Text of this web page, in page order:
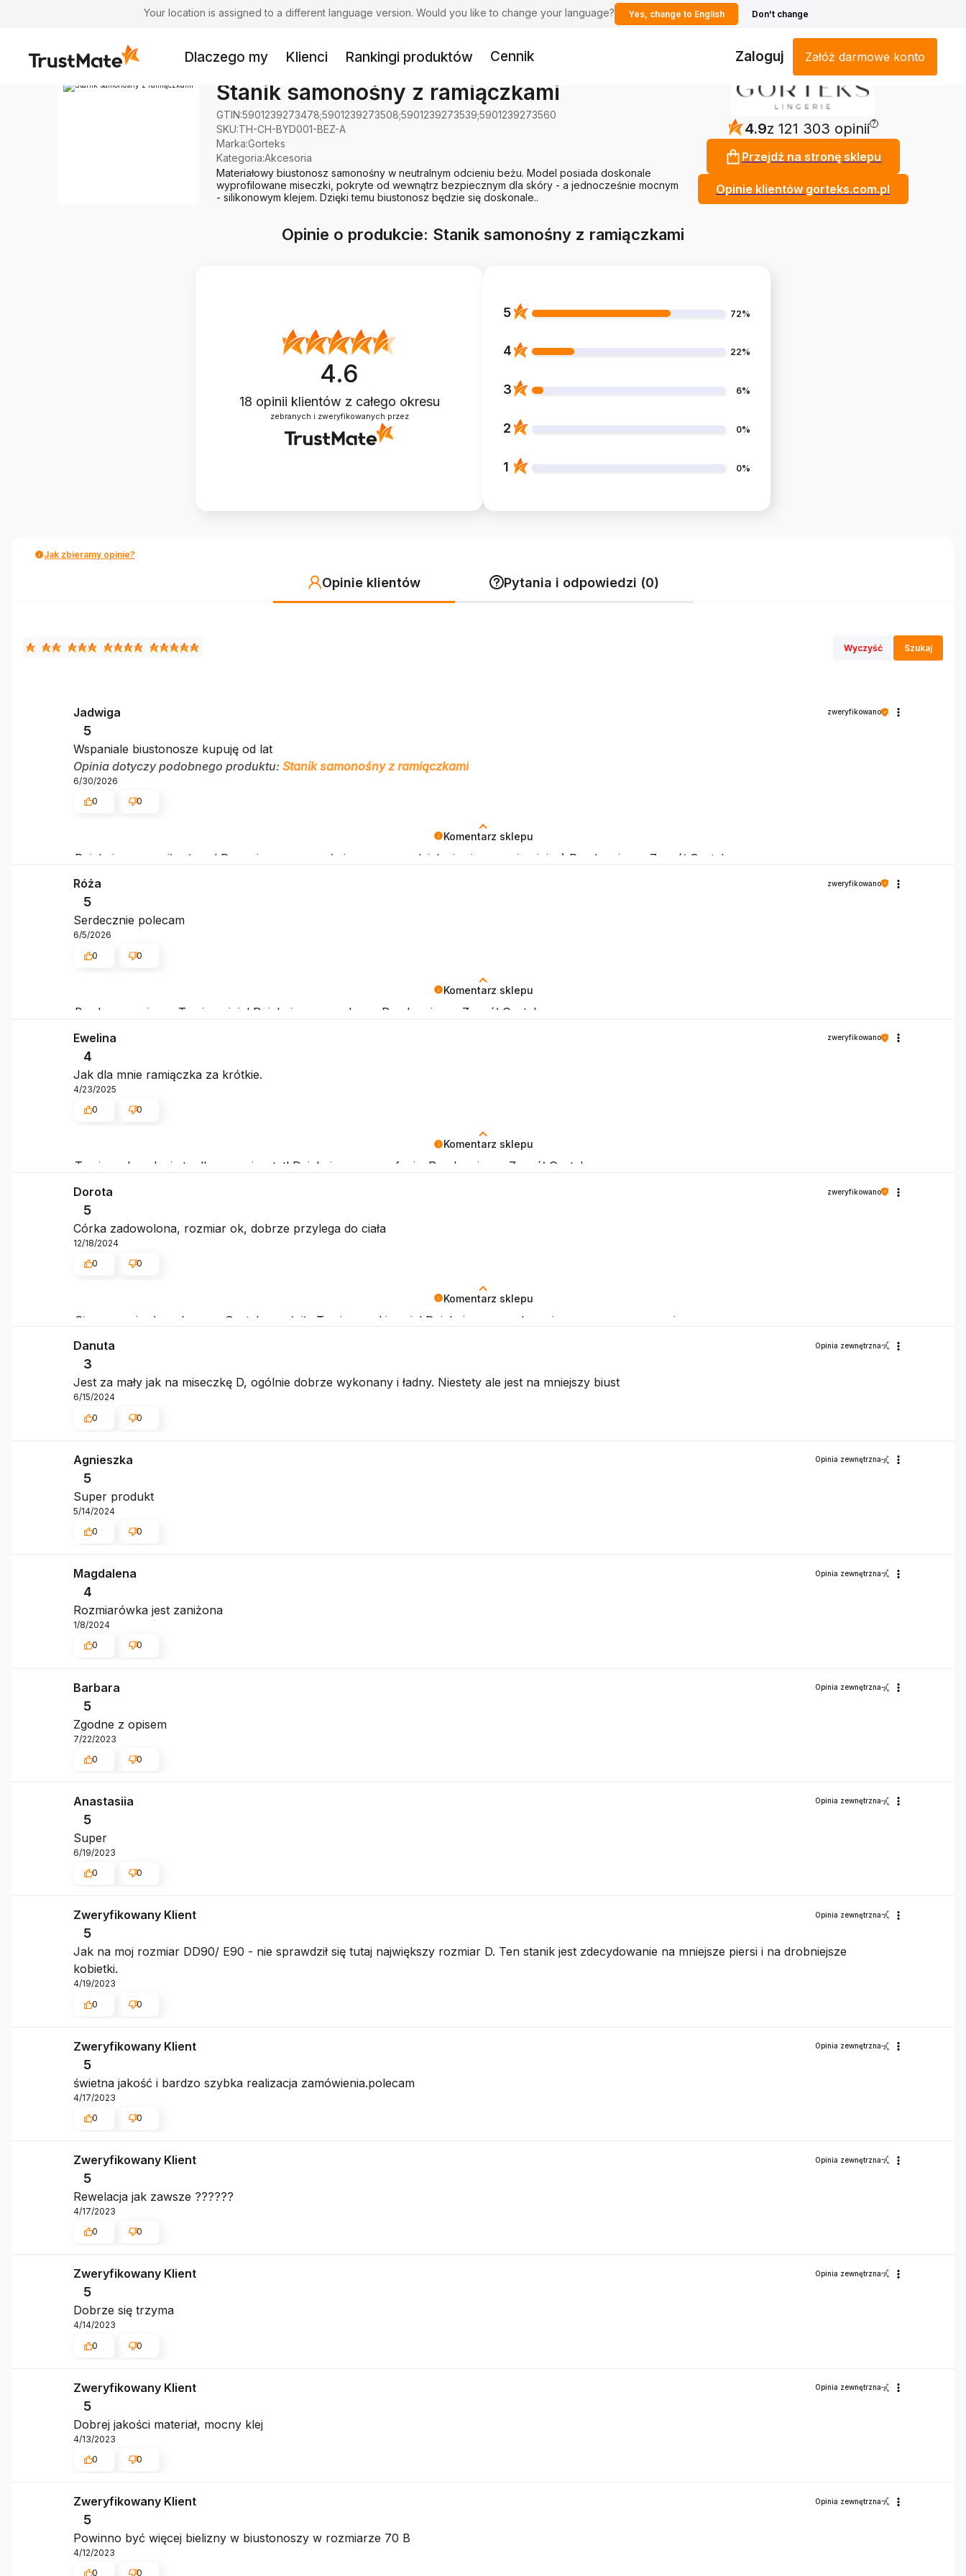
Your location is assigned to a different language version. Would you like to change your language? Yes, change to English Don't change
Dlaczego my Klienci Rankingi produktów Cennik Zaloguj Załóż darmowe konto
Stanik samonośny z ramiączkami
GTIN:5901239273478;5901239273508;5901239273539;5901239273560
SKU:TH-CH-BYD001-BEZ-A
Marka:Gorteks
Kategoria:Akcesoria
Materiałowy biustonosz samonośny w neutralnym odcieniu beżu. Model posiada doskonale
wyprofilowane miseczki, pokryte od wewnątrz bezpiecznym dla skóry - a jednocześnie mocnym
- silikonowym klejem. Dzięki temu biustonosz będzie się doskonale..
4.9z 121 303 opinii ?
Przejdź na stronę sklepu
Opinie klientów gorteks.com.pl
Opinie o produkcie: Stanik samonośny z ramiączkami
4.6
18 opinii klientów z całego okresu
zebranych i zweryfikowanych przez
5 72%
4 22%
3 6%
2 0%
1 0%
Jak zbieramy opinie?
Opinie klientów Pytania i odpowiedzi (0)
Wyczyść Szukaj
Komentarz sklepu
Dziękujemy za miłe słowa! Doceniamy czas poświęcony na podzielenie się z nami opinią :) Pozdrawiamy, Zespół Gorteks
Jadwiga zweryfikowano
5
Wspaniale biustonosze kupuję od lat
Opinia dotyczy podobnego produktu: Stanik samonośny z ramiączkami
6/30/2026
0
0
Komentarz sklepu
Bardzo nas cieszy Twoja opinia! Dziękujemy za zakupy. Pozdrawiamy, Zespół Gorteks
Róża zweryfikowano
5
Serdecznie polecam
6/5/2026
0
0
Komentarz sklepu
Twoje zadowolenie to dla nas priorytet! Dziękujemy za zaufanie. Pozdrawiamy, Zespół Gorteks
Ewelina zweryfikowano
4
Jak dla mnie ramiączka za krótkie.
4/23/2025
0
0
Komentarz sklepu
Cieszymy się, że zakupy w Gorteks spełniły Twoje oczekiwania! Dziękujemy za zakupy i zapraszamy ponownie.
Dorota zweryfikowano
5
Córka zadowolona, rozmiar ok, dobrze przylega do ciała
12/18/2024
0
0
Danuta Opinia zewnętrzna
3
Jest za mały jak na miseczkę D, ogólnie dobrze wykonany i ładny. Niestety ale jest na mniejszy biust
6/15/2024
0
0
Agnieszka Opinia zewnętrzna
5
Super produkt
5/14/2024
0
0
Magdalena Opinia zewnętrzna
4
Rozmiarówka jest zaniżona
1/8/2024
0
0
Barbara Opinia zewnętrzna
5
Zgodne z opisem
7/22/2023
0
0
Anastasiia Opinia zewnętrzna
5
Super
6/19/2023
0
0
Zweryfikowany Klient Opinia zewnętrzna
5
Jak na moj rozmiar DD90/ E90 - nie sprawdził się tutaj największy rozmiar D. Ten stanik jest zdecydowanie na mniejsze piersi i na drobniejsze
kobietki.
4/19/2023
0
0
Zweryfikowany Klient Opinia zewnętrzna
5
świetna jakość i bardzo szybka realizacja zamówienia.polecam
4/17/2023
0
0
Zweryfikowany Klient Opinia zewnętrzna
5
Rewelacja jak zawsze ??????
4/17/2023
0
0
Zweryfikowany Klient Opinia zewnętrzna
5
Dobrze się trzyma
4/14/2023
0
0
Zweryfikowany Klient Opinia zewnętrzna
5
Dobrej jakości materiał, mocny klej
4/13/2023
0
0
Zweryfikowany Klient Opinia zewnętrzna
5
Powinno być więcej bielizny w biustonoszy w rozmiarze 70 B
4/12/2023
0
0